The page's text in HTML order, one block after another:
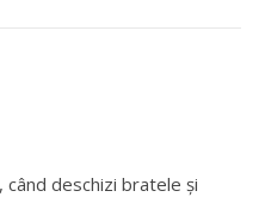
când deschizi bratele și